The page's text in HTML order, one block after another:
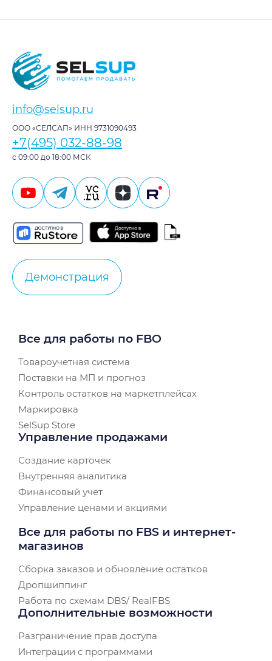
info@selsup.ru
ООО «СЕЛСАП» ИНН 9731090493
+7(495) 032-88-98
с 09:00 до 18:00 МСК
Демонстрация
Все для работы по FBO
Товароучетная система
Поставки на МП и прогноз
Контроль остатков на маркетплейсах
Маркировка
SelSup Store
Управление продажами
Создание карточек
Внутренняя аналитика
Финансовый учет
Управление ценами и акциями
Все для работы по FBS и интернет-
магазинов
Сборка заказов и обновление остатков
Дропшиппинг
Работа по схемам DBS/ RealFBS
Дополнительные возможности
Разграничение прав доступа
Интеграции с программами